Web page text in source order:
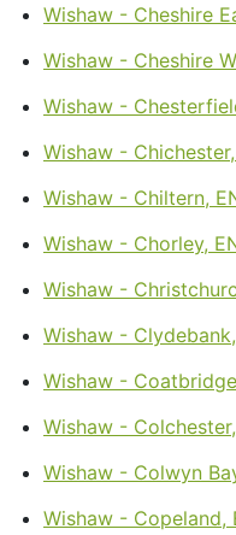
Wishaw - Cheshire
Wishaw - Cheshire
Wishaw -
Wishaw -
Wishaw - Chiltern,
Wishaw - Chorley,
Wishaw -
Wishaw -
Wishaw -
Wishaw -
Wishaw - Colwyn
Wishaw - Copeland,